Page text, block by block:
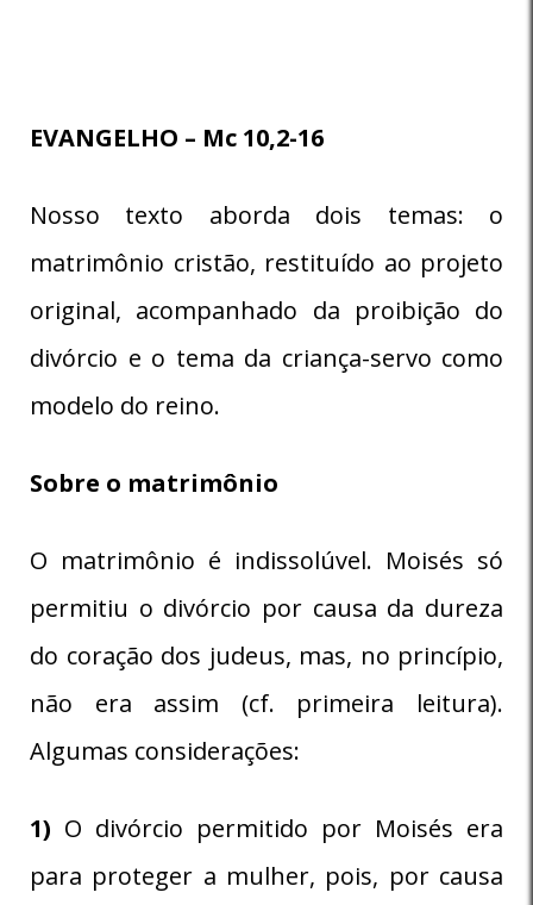
EVANGELHO – Mc 10,2-16
Nosso texto aborda dois temas: o
matrimônio cristão, restituído ao projeto
original, acompanhado da proibição do
divórcio e o tema da criança-servo como
modelo do reino.
Sobre o matrimônio
O matrimônio é indissolúvel. Moisés só
permitiu o divórcio por causa da dureza
do coração dos judeus, mas, no princípio,
não era assim (cf. primeira leitura).
Algumas considerações:
1) O divórcio permitido por Moisés era
para proteger a mulher, pois, por causa